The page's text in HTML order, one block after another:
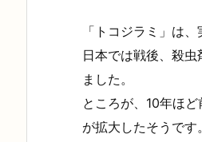
「トコジラミ」は
日本では戦後、殺
ました。
ところが、10年ほ
が拡大したそうです。